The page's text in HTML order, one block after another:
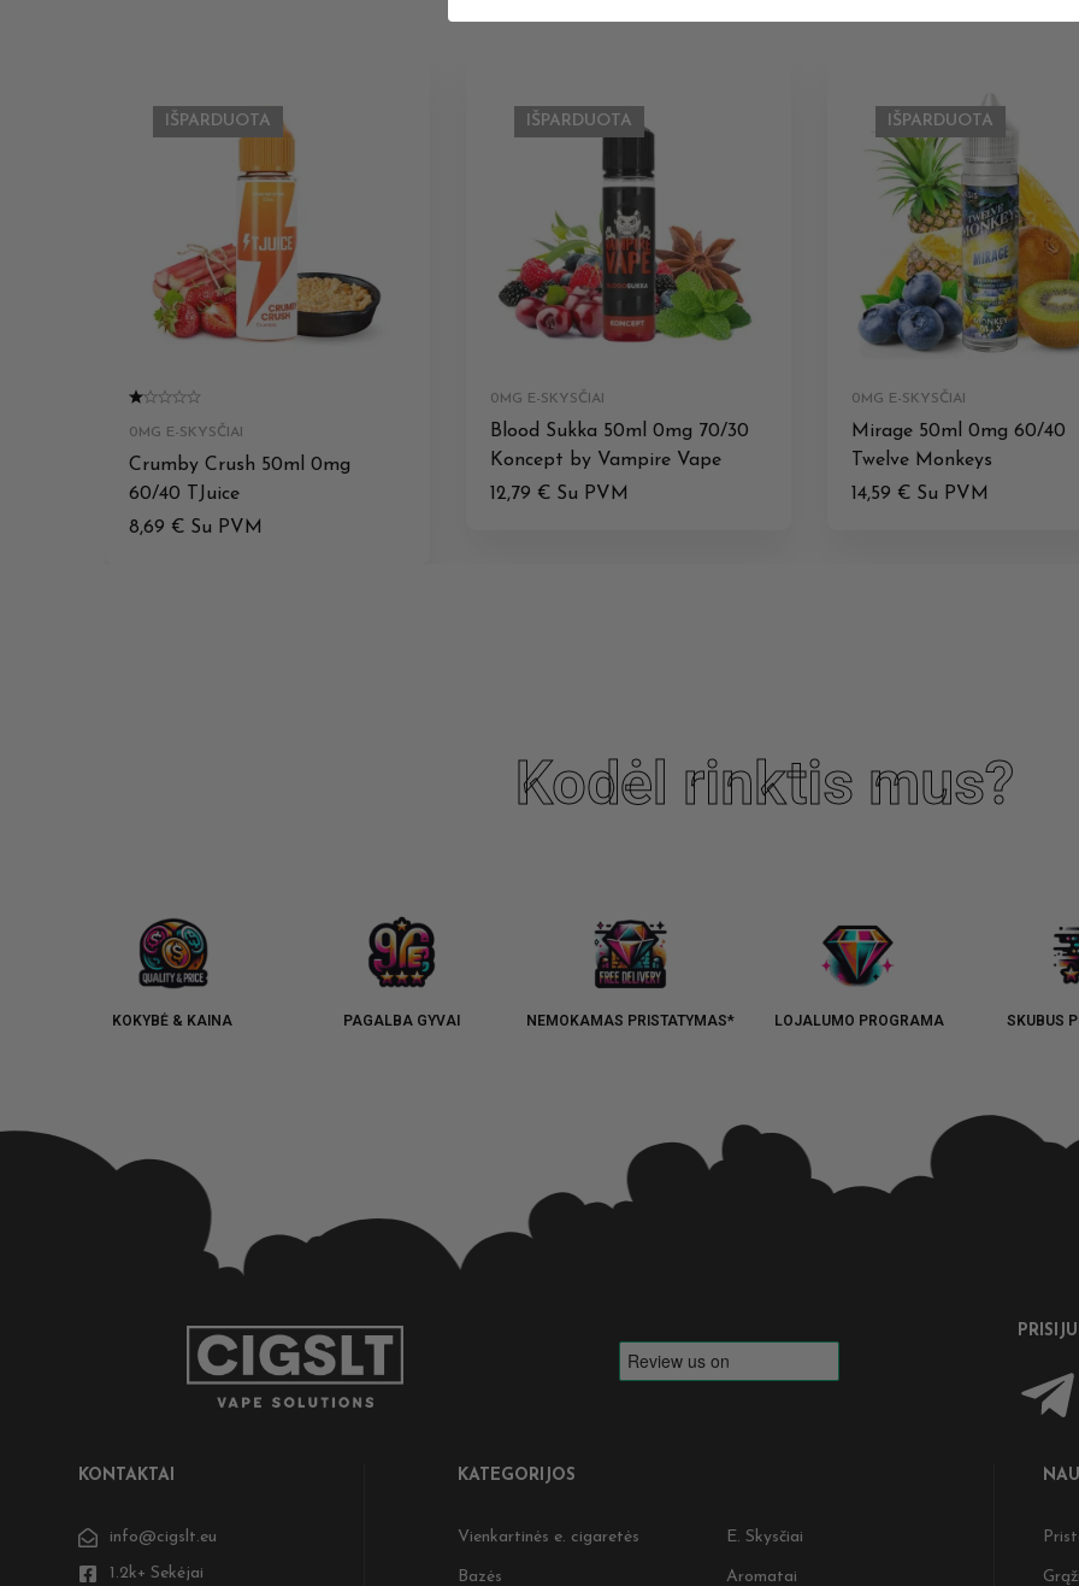
IŠPARDUOTA
0MG E-SKYSČIAI
Crumby Crush 50ml 0mg
60/40 TJuice
8,69 € Su PVM
IŠPARDUOTA
0MG E-SKYSČIAI
Blood Sukka 50ml 0mg 70/30
Koncept by Vampire Vape
12,79 € Su PVM
IŠPARDUOTA
0MG E-SKYSČIAI
Mirage 50ml 0mg 60/40
Twelve Monkeys
14,59 € Su PVM
Kodėl rinktis mus?
KOKYBĖ & KAINA PAGALBA GYVAI NEMOKAMAS PRISTATYMAS* LOJALUMO PROGRAMA SKUBUS
KONTAKTAI
info@cigslt.eu
1.2k+ Sekėjai
KATEGORIJOS
Vienkartinės e. cigaretės E. Skysčiai
Bazės Aromatai